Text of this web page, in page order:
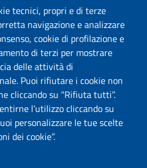
tecnici, propri e di terze
navigazione e analizzare
cookie di profilazione e
di terzi per mostrare
delle attività di
Puoi rifiutare i cookie non
cliccando su “Rifiuta tutti”.
l’utilizzo cliccando su
personalizzare le tue scelte
dei cookie”.
studenti)